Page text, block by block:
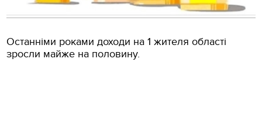
Останніми роками доходи на 1 жителя області
зросли майже на половину.